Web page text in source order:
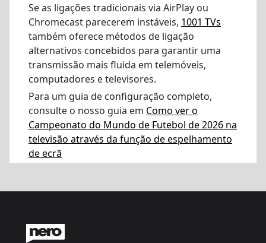
Se as ligações tradicionais via AirPlay ou
Chromecast parecerem instáveis, 1001 TVs
também oferece métodos de ligação
alternativos concebidos para garantir uma
transmissão mais fluida em telemóveis,
computadores e televisores.
Para um guia de configuração completo,
consulte o nosso guia em Como ver o
Campeonato do Mundo de Futebol de 2026 na
televisão através da função de espelhamento
de ecrã